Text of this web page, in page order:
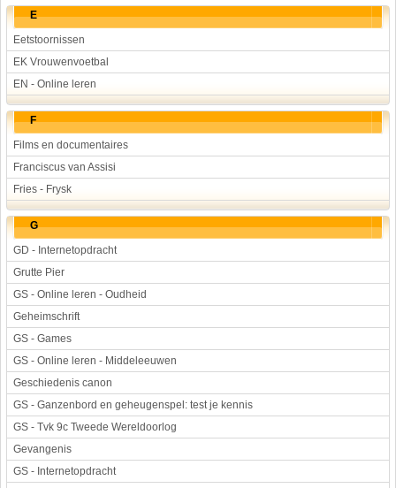
E
Eetstoornissen
EK Vrouwenvoetbal
EN - Online leren
F
Films en documentaires
Franciscus van Assisi
Fries - Frysk
G
GD - Internetopdracht
Grutte Pier
GS - Online leren - Oudheid
Geheimschrift
GS - Games
GS - Online leren - Middeleeuwen
Geschiedenis canon
GS - Ganzenbord en geheugenspel: test je kennis
GS - Tvk 9c Tweede Wereldoorlog
Gevangenis
GS - Internetopdracht